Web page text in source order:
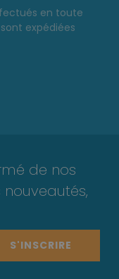
en toute
expédiées
de nos
S'INSCRIRE